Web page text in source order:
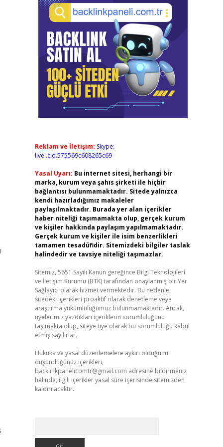
Reklam ve İletişim: Skype:
live:.cid.575569c608265c69
Yasal Uyarı: Bu internet sitesi, herhangi bir
marka, kurum veya şahıs şirketi ile hiçbir
bağlantısı bulunmamaktadır. Sitede yalnızca
kendi hazırladığımız makaleler
paylaşılmaktadır. Burada yer alan içerikler
haber niteliği taşımamakta olup, gerçek kurum
ve kişiler hakkında paylaşım yapılmamaktadır.
Gerçek kurum ve kişiler ile isim benzerlikleri
tamamen tesadüfidir. Sitemizdeki bilgiler taslak
halindedir ve tavsiye niteliği taşımazlar.
Sitemiz, 5651 Sayılı Kanun gereğince Bilgi Teknolojileri
ve İletişim Kurumu (BTK) tarafından onaylanmış bir Yer
Sağlayıcı olarak hizmet vermektedir. Bu nedenle,
sitedeki içerikleri proaktif olarak denetleme veya
araştırma yükümlülüğümüz bulunmamaktadır. Ancak,
üyelerimiz yazdıkları içeriklerin sorumluluğunu
taşımakta olup, siteye üye olarak bu sorumluluğu kabul
etmiş sayılırlar.
Hukuka ve yasal düzenlemelere aykırı olduğunu
düşündüğünüz içerikleri,
backlinkpanelicomtr@gmail.com adresine bildirmeniz
halinde, ilgili içerikler yasal süre içerisinde sitemizden
kaldırılacaktır.